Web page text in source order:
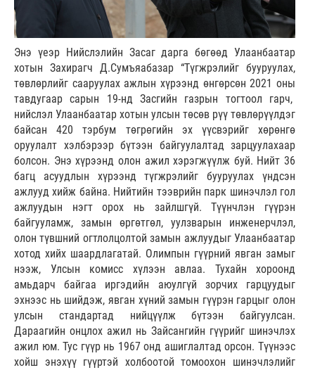
Энэ үеэр Нийслэлийн Засаг дарга бөгөөд Улаанбаатар
хотын Захирагч Д.Сумъяабазар “Түгжрэлийг бууруулах,
төвлөрлийг сааруулах ажлын хүрээнд өнгөрсөн 2021 оны
тавдугаар сарын 19-нд Засгийн газрын тогтоол гарч,
нийслэл Улаанбаатар хотын улсын төсөв рүү төвлөрүүлдэг
байсан 420 тэрбум төгрөгийн эх үүсвэрийг хөрөнгө
оруулалт хэлбэрээр бүтээн байгуулалтад зарцуулахаар
болсон. Энэ хүрээнд олон ажил хэрэгжүүлж буй. Нийт 36
багц асуудлын хүрээнд түгжрэлийг бууруулах үндсэн
ажлууд хийж байна. Нийтийн тээврийн парк шинэчлэл гол
ажлуудын нэгт орох нь зайлшгүй. Түүнчлэн гүүрэн
байгууламж, замын өргөтгөл, уулзварын инженерчлэл,
олон түвшний огтлолцолтой замын ажлуудыг Улаанбаатар
хотод хийх шаардлагатай. Олимпын гүүрний явган замыг
нээж, Улсын комисс хүлээн авлаа. Тухайн хороонд
амьдарч байгаа иргэдийн аюулгүй зорчих гарцуудыг
эхнээс нь шийдэж, явган хүний замын гүүрэн гарцыг олон
улсын стандартад нийцүүлж бүтээн байгуулсан.
Дараагийн онцлох ажил нь Зайсангийн гүүрийг шинэчлэх
ажил юм. Тус гүүр нь 1967 онд ашиглалтад орсон. Түүнээс
хойш энэхүү гүүртэй холбоотой томоохон шинэчлэлийг